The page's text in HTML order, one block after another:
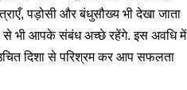
पड़ोसी और बंधुसौख्य भी देखा जाता
से भी आपके संबंध अच्छे रहेंगे. इस अवधि में
दिशा से परिश्रम कर आप सफलता